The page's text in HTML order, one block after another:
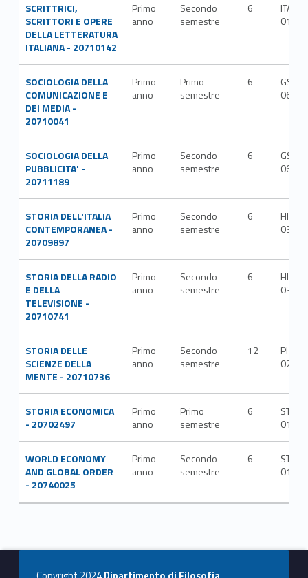
SCRITTRICI,
SCRITTORI E OPERE
DELLA LETTERATURA
ITALIANA - 20710142
Primo
anno
Secondo
semestre
6
ITAL-
01/A
SOCIOLOGIA DELLA
COMUNICAZIONE E
DEI MEDIA -
20710041
Primo
anno
Primo
semestre
6
GSPS-
06/A
SOCIOLOGIA DELLA
PUBBLICITA' -
20711189
Primo
anno
Secondo
semestre
6
GSPS-
06/A
STORIA DELL'ITALIA
CONTEMPORANEA -
20709897
Primo
anno
Secondo
semestre
6
HIST-
03/A
STORIA DELLA RADIO
E DELLA
TELEVISIONE -
20710741
Primo
anno
Secondo
semestre
6
HIST-
03/A
STORIA DELLE
SCIENZE DELLA
MENTE - 20710736
Primo
anno
Secondo
semestre
12
PHIL-
02/A
STORIA ECONOMICA
- 20702497
Primo
anno
Primo
semestre
6
STEC-
01/B
WORLD ECONOMY
AND GLOBAL ORDER
- 20740025
Primo
anno
Secondo
semestre
6
STEC-
01/B